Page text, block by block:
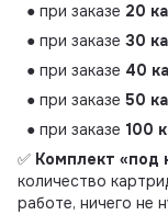
● при заказе 20
● при заказе 30
● при заказе 40
● при заказе 50
● при заказе 100
✅ Комплект «под
количество
работе, ничего не